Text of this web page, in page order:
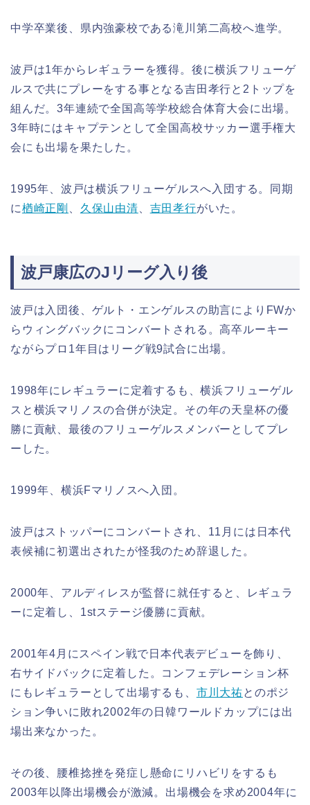
中学卒業後、県内強豪校である滝川第二高校へ進学。
波戸は1年からレギュラーを獲得。後に横浜フリューゲ
ルスで共にプレーをする事となる吉田孝行と2トップを
組んだ。3年連続で全国高等学校総合体育大会に出場。
3年時にはキャプテンとして全国高校サッカー選手権大
会にも出場を果たした。
1995年、波戸は横浜フリューゲルスへ入団する。同期
に楢崎正剛 久保山由清 吉田孝行がいた。
波戸康広のJリーグ入り後
波戸は入団後、ゲルト・エンゲルスの助言によりFWか
らウィングバックにコンバートされる。高卒ルーキー
ながらプロ1年目はリーグ戦9試合に出場。
1998年にレギュラーに定着するも、横浜フリューゲル
スと横浜マリノスの合併が決定。その年の天皇杯の優
勝に貢献、最後のフリューゲルスメンバーとしてプレ
ーした。
1999年、横浜Fマリノスへ入団。
波戸はストッパーにコンバートされ、11月には日本代
表候補に初選出されたが怪我のため辞退した。
2000年、アルディレスが監督に就任すると、レギュラ
ーに定着し、1stステージ優勝に貢献。
2001年4月にスペイン戦で日本代表デビューを飾り、
右サイドバックに定着した。コンフェデレーション杯
にもレギュラーとして出場するも、 市川大祐とのポジ
ション争いに敗れ2002年の日韓ワールドカップには出
場出来なかった。
その後、腰椎捻挫を発症し懸命にリハビリをするも
2003年以降出場機会が激減。出場機会を求め2004年に